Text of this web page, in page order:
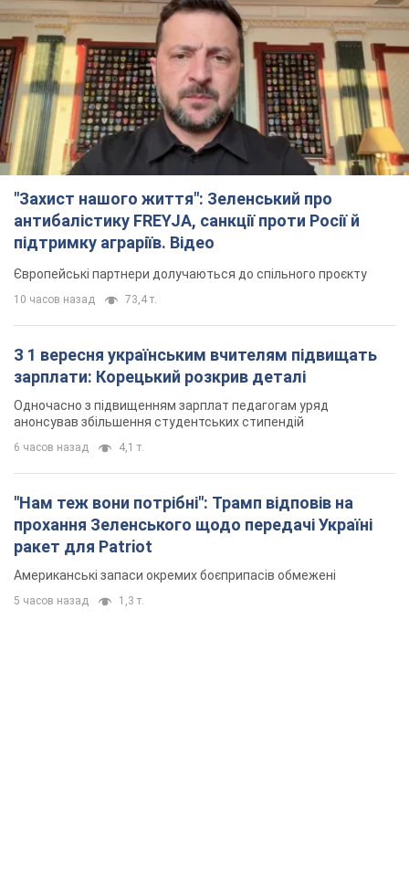
"Захист нашого життя": Зеленський про
антибалістику FREYJA, санкції проти Росії й
підтримку аграріїв. Відео
Європейські партнери долучаються до спільного проєкту
10 часов назад 73,4 т.
З 1 вересня українським вчителям підвищать
зарплати: Корецький розкрив деталі
Одночасно з підвищенням зарплат педагогам уряд
анонсував збільшення студентських стипендій
6 часов назад 4,1 т.
"Нам теж вони потрібні": Трамп відповів на
прохання Зеленського щодо передачі Україні
ракет для Patriot
Американські запаси окремих боєприпасів обмежені
5 часов назад 1,3 т.